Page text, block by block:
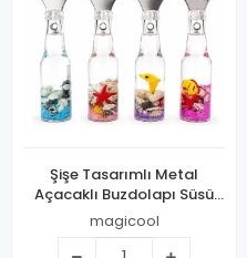
Şişe Tasarımlı Metal
Açacaklı Buzdolapı Süsü
Magnet Alk5269
magicool